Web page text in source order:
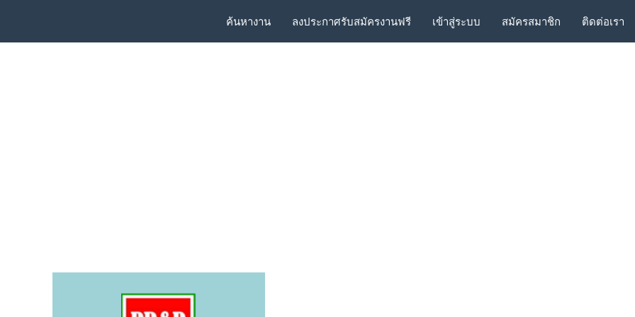
ค้นหางาน ลงประกาศรับสมัครงานฟรี เข้าสู่ระบบ สมัครสมาชิก ติดต่อเรา